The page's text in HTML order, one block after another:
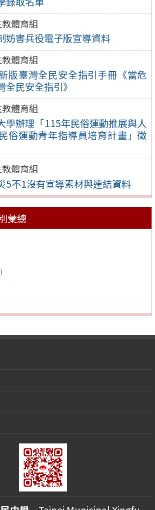
體育組
妨害兵役電子版宣導資料
體育組
版臺灣全民安全指引手冊《當危
民安全指引》
體育組
學辦理「115年民俗運動推展與人
俗運動青年指導員培育計畫」徵
體育組
5不1沒有宣導素材與連結資料
彙總